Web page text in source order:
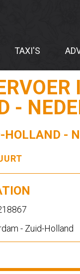
TAXI'S
-
HOLLAND -
- Zuid-Holland